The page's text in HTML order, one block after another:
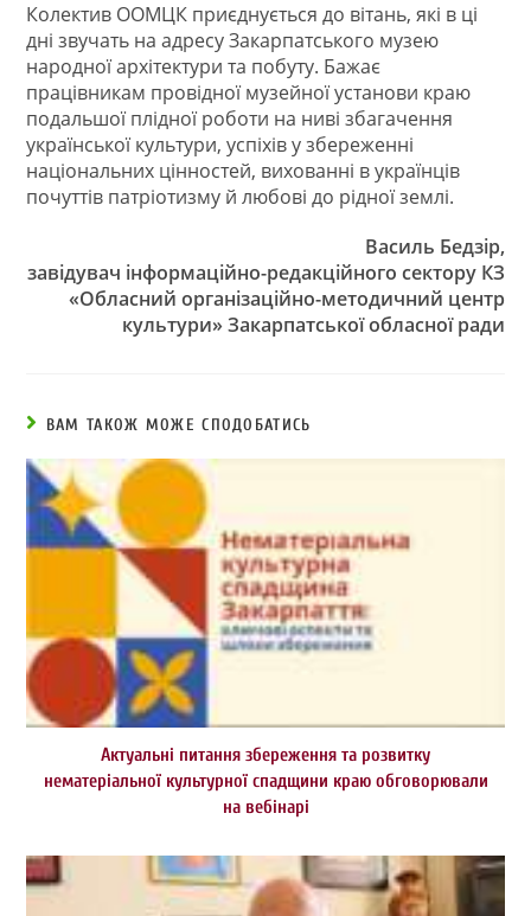
Колектив ООМЦК приєднується до вітань, які в ці
дні звучать на адресу Закарпатського музею
народної архітектури та побуту. Бажає
працівникам провідної музейної установи краю
подальшої плідної роботи на ниві збагачення
української культури, успіхів у збереженні
національних цінностей, вихованні в українців
почуттів патріотизму й любові до рідної землі.
Василь Бедзір,
завідувач інформаційно-редакційного сектору КЗ
«Обласний організаційно-методичний центр
культури» Закарпатської обласної ради
ВАМ ТАКОЖ МОЖЕ СПОДОБАТИСЬ
Актуальні питання збереження та розвитку
нематеріальної культурної спадщини краю обговорювали
на вебінарі